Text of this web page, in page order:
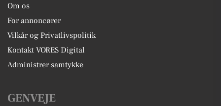
Om os
For annoncører
Vilkår og Privatlivspolitik
Kontakt VORES Digital
Administrer samtykke
GENVEJE